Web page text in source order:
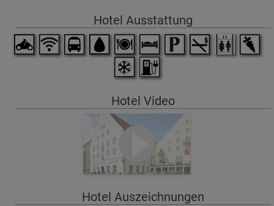
Hotel Ausstattung
Hotel Video
Hotel Auszeichnungen